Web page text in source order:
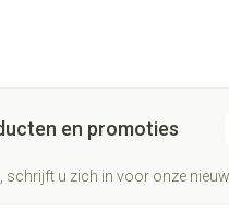
en promoties
schrijft u zich in voor onze